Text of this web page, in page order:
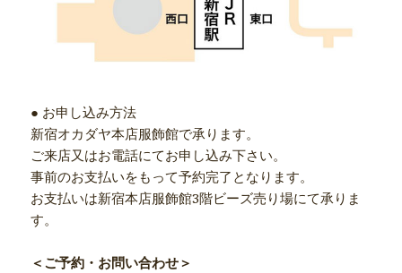
● お申し込み方法
新宿オカダヤ本店服飾館で承ります。
ご来店又はお電話にてお申し込み下さい。
事前のお支払いをもって予約完了となります。
お支払いは新宿本店服飾館3階ビーズ売り場にて承りま
す。
＜ご予約・お問い合わせ＞